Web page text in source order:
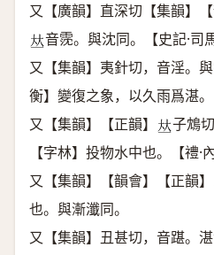
又【廣韻】直深切【集韻】
𠀤音霃。與沈同。【史記·司
又【集韻】夷針切，音淫。
衡】變復之象，以久雨爲湛。
又【集韻】【正韻】 𠀤子鴆
【字林】投物水中也。【禮·
又【集韻】【韻會】【正韻】
也。與漸瀸同。
又【集韻】丑甚切，音踸。湛